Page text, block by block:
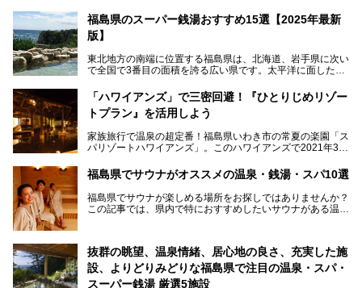
ELS & RESORTSの「御宿東鳳」です。
大浴場は「宙の湯」「棚雲の湯」の2つ。いずれも素晴らし
の郷土料理など夕朝食の美味しさも評判。人気のこのお宿の
過ごし方を徹底紹介いたします。
───
提供元：オリックス・ホテルマネジメント株式会社【PR】
この記事は会津東山温泉 御宿東鳳のPR記事です。
福島県のスーパー銭湯おすすめ15選【2025年最新
版】
東北地方の南端に位置する福島県は、北海道、岩手県に次い
で全国で3番目の面積を誇る広い県です。太平洋に面した
る「中通り」、磐梯山や猪苗代湖、五色沼、尾瀬湿原などが
ある「会津地方」まで、変化に富んだ自然を楽しめるのが魅
力です。
も良好で、首都圏からの週末旅行先としても人気の福島県。
そんな福島県でチェックしておきたい、評判のスーパー銭湯
「ハワイアンズ」で三密回避！『ひとりじめリゾー
トプラン』を活用しよう
家族旅行で温泉の超定番！福島県いわき市の常夏の楽園「ス
パリゾートハワイアンズ」。このハワイアンズで2021年3月
く温泉編」をスタートしました。
子供と一緒に安心して温泉に行きたい、そんな方にお役立ち
のこのプランをはじめとして、ハワイアンズの「ひとりじめ
リゾートプラン」の魅力をご紹介します。
福島県でサウナがオススメの温泉・銭湯・スパ10選
福島県でサウナが楽しめる場所をお探しではありませんか？
この記事では、県内で特におすすめしたいサウナがある温泉
「最近疲れが溜まってる。リフレッシュできる場所ないか
な？」
そんな方は、ぜひサウナに足を運んでみてくださいね。
抜群の眺望、温泉情緒、居心地の良さ、充実した施
設、よりどりみどりな福島県で注目の温泉・スパ・
スーパー銭湯 厳選5施設